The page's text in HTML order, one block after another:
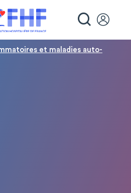
et maladies auto-
cookies